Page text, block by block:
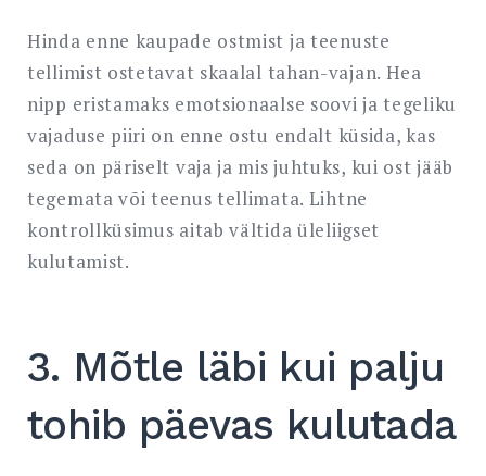
Hinda enne kaupade ostmist ja teenuste
tellimist ostetavat skaalal tahan-vajan. Hea
nipp eristamaks emotsionaalse soovi ja tegeliku
vajaduse piiri on enne ostu endalt küsida, kas
seda on päriselt vaja ja mis juhtuks, kui ost jääb
tegemata või teenus tellimata. Lihtne
kontrollküsimus aitab vältida üleliigset
kulutamist.
3. Mõtle läbi kui palju
tohib päevas kulutada